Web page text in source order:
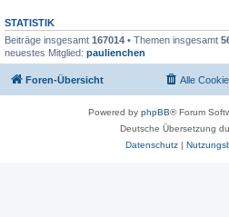
STATISTIK
Beiträge insgesamt 167014 • Themen insgesamt
neuestes Mitglied: paulienchen
Foren-Übersicht Alle
Powered by phpBB® Forum
Deutsche Übersetzung
Datenschutz|